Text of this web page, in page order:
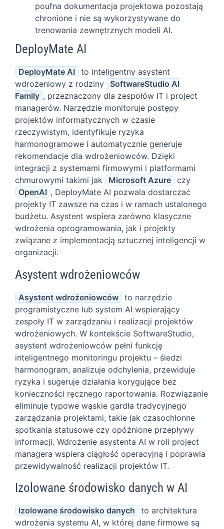
poufna dokumentacja projektowa pozostają
chronione i nie są wykorzystywane do
trenowania zewnętrznych modeli AI.
DeployMate AI
DeployMate AI to inteligentny asystent
wdrożeniowy z rodziny
SoftwareStudio AI
Family , przeznaczony dla zespołów IT i project
managerów. Narzędzie monitoruje postępy
projektów informatycznych w czasie
rzeczywistym, identyfikuje ryzyka
harmonogramowe i automatycznie generuje
rekomendacje dla wdrożeniowców. Dzięki
integracji z systemami firmowymi i platformami
chmurowymi takimi jak
Microsoft Azure czy
OpenAI , DeployMate AI pozwala dostarczać
projekty IT zawsze na czas i w ramach ustalonego
budżetu. Asystent wspiera zarówno klasyczne
wdrożenia oprogramowania, jak i projekty
związane z implementacją sztucznej inteligencji w
organizacji.
Asystent wdrożeniowców
Asystent wdrożeniowców to narzędzie
programistyczne lub system AI wspierający
zespoły IT w zarządzaniu i realizacji projektów
wdrożeniowych. W kontekście SoftwareStudio,
asystent wdrożeniowców pełni funkcję
inteligentnego monitoringu projektu – śledzi
harmonogram, analizuje odchylenia, przewiduje
ryzyka i sugeruje działania korygujące bez
konieczności ręcznego raportowania. Rozwiązanie
eliminuje typowe wąskie gardła tradycyjnego
zarządzania projektami, takie jak czasochłonne
spotkania statusowe czy opóźnione przepływy
informacji. Wdrożenie asystenta AI w roli project
managera wspiera ciągłość operacyjną i poprawia
przewidywalność realizacji projektów IT.
Izolowane środowisko danych w AI
Izolowane środowisko danych
to architektura
wdrożenia systemu AI, w której dane firmowe są